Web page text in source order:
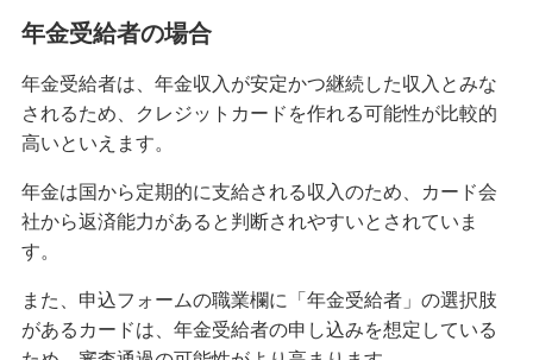
わりの書類や注意点も解説
クレジットカードが作れない原因とは？審査に落
ちた場合の対処法や代替カードを紹介
導入のメリットや注意点を解説
メリット・デメリット等を解説
クレジットカードの残高不足は1回目でも信用情報
年金受給者の場合
年金受給者は、年金収入が安定かつ継続した収入とみな
されるため、クレジットカードを作れる可能性が比較的
高いといえます。
年金は国から定期的に支給される収入のため、カード会
社から返済能力があると判断されやすいとされていま
す。
また、申込フォームの職業欄に「年金受給者」の選択肢
があるカードは、年金受給者の申し込みを想定している